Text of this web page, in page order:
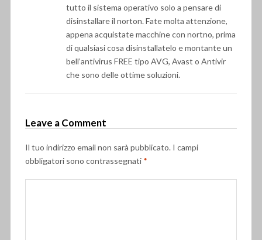
tutto il sistema operativo solo a pensare di
disinstallare il norton. Fate molta attenzione,
appena acquistate macchine con nortno, prima
di qualsiasi cosa disinstallatelo e montante un
bell’antivirus FREE tipo AVG, Avast o Antivir
che sono delle ottime soluzioni.
Leave a Comment
Il tuo indirizzo email non sarà pubblicato. I campi
obbligatori sono contrassegnati *